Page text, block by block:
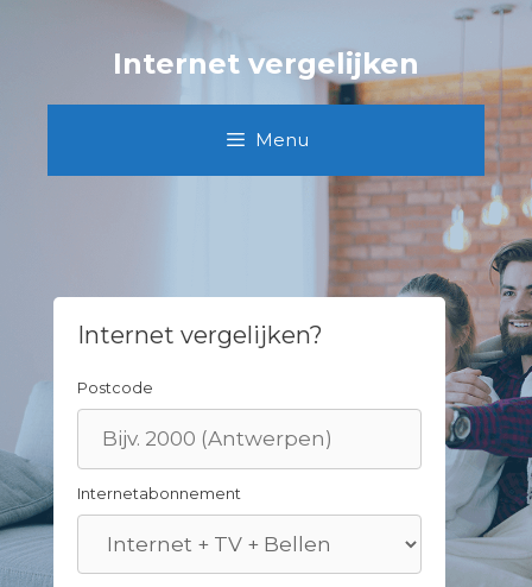
Internet vergelijken
Menu
Internet vergelijken?
Postcode
Internetabonnement